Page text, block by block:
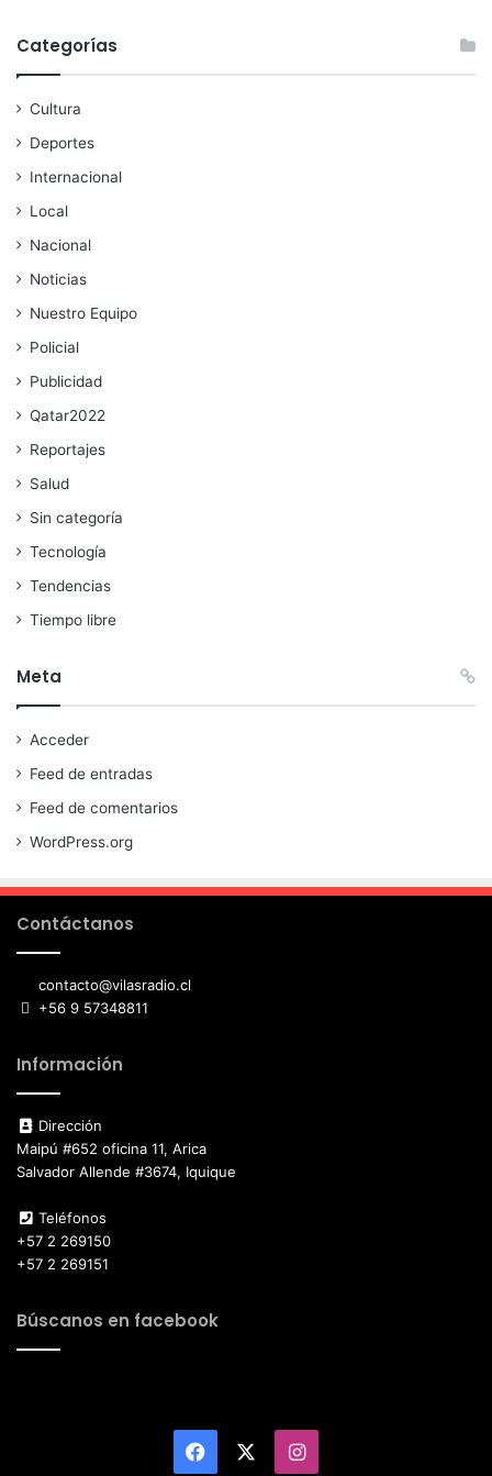
Categorías
Cultura
Deportes
Internacional
Local
Nacional
Noticias
Nuestro Equipo
Policial
Publicidad
Qatar2022
Reportajes
Salud
Sin categoría
Tecnología
Tendencias
Tiempo libre
Meta
Acceder
Feed de entradas
Feed de comentarios
WordPress.org
Contáctanos
contacto@vilasradio.cl
+56 9 57348811
Información
Dirección
Maipú #652 oficina 11, Arica
Salvador Allende #3674, Iquique
Teléfonos
+57 2 269150
+57 2 269151
Búscanos en facebook
Facebook Instagram